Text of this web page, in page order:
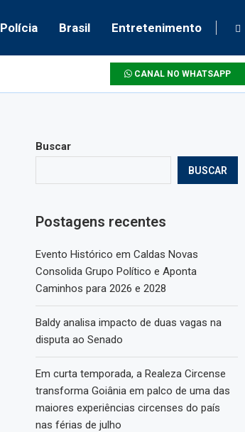
Polícia Brasil Entretenimento
CANAL NO WHATSAPP
Buscar
BUSCAR
Postagens recentes
Evento Histórico em Caldas Novas
Consolida Grupo Político e Aponta
Caminhos para 2026 e 2028
Baldy analisa impacto de duas vagas na
disputa ao Senado
Em curta temporada, a Realeza Circense
transforma Goiânia em palco de uma das
maiores experiências circenses do país
nas férias de julho